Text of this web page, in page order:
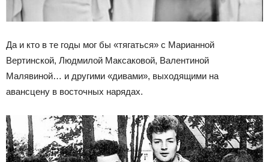
Да и кто в те годы мог бы «тягаться» с Марианной
Вертинской, Людмилой Максаковой, Валентиной
Малявиной… и другими «дивами», выходящими на
авансцену в восточных нарядах.